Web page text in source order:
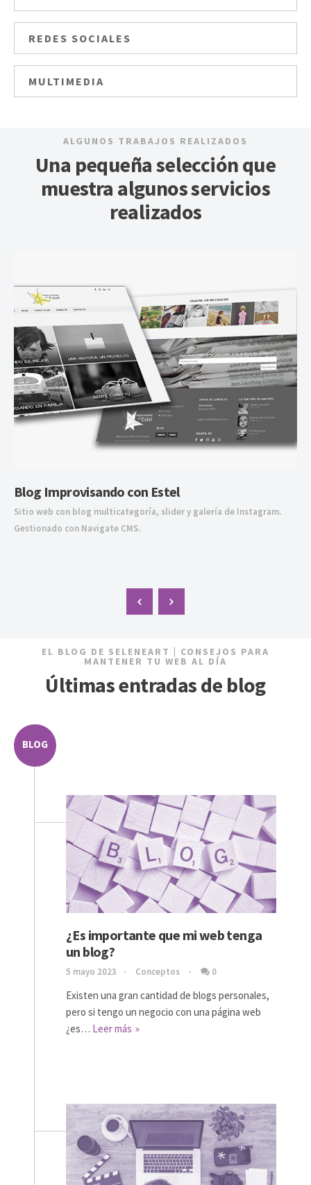
REDES SOCIALES
MULTIMEDIA
ALGUNOS TRABAJOS REALIZADOS
Una pequeña selección que
muestra algunos servicios
realizados
Blog Improvisando con Estel
Sitio web con blog multicategoría, slider y galería de Instagram.
Gestionado con Navigate CMS.
EL BLOG DE SELENEART | CONSEJOS PARA
MANTENER TU WEB AL DÍA
Últimas entradas de blog
BLOG
¿Es importante que mi web tenga
un blog?
5 mayo 2023 Conceptos 0
Existen una gran cantidad de blogs personales,
pero si tengo un negocio con una página web
¿es… Leer más